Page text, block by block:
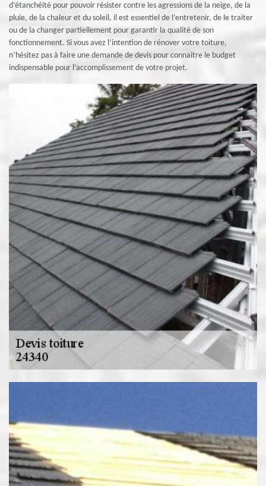
d’étanchéité pour pouvoir résister contre les agressions de la neige, de la
pluie, de la chaleur et du soleil, il est essentiel de l’entretenir, de le traiter
ou de la changer partiellement pour garantir la qualité de son
fonctionnement. Si vous avez l’intention de rénover votre toiture,
n’hésitez pas à faire une demande de devis pour connaitre le budget
indispensable pour l’accomplissement de votre projet.